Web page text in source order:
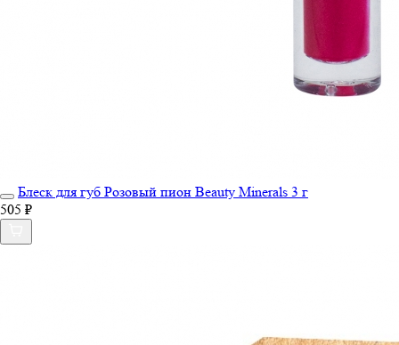
Блеск для губ Розовый пион Beauty Minerals 3 г
505 ₽